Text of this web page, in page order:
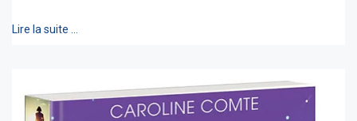
Lire la suite …